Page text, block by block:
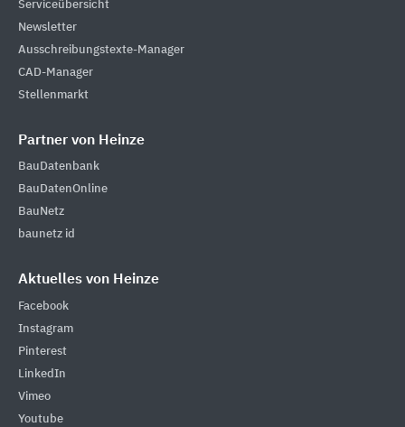
Serviceübersicht
Newsletter
Ausschreibungstexte-Manager
CAD-Manager
Stellenmarkt
Partner von Heinze
BauDatenbank
BauDatenOnline
BauNetz
baunetz id
Aktuelles von Heinze
Facebook
Instagram
Pinterest
LinkedIn
Vimeo
Youtube